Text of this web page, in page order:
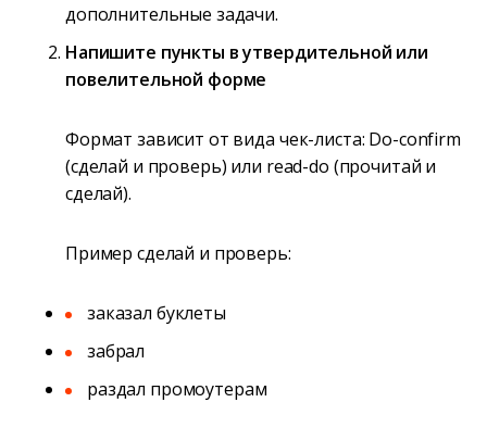
дополнительные задачи.
Напишите пункты в утвердительной или
повелительной форме
Формат зависит от вида чек-листа: Do-confirm
(сделай и проверь) или read-do (прочитай и
сделай).
Пример сделай и проверь:
заказал буклеты
забрал
раздал промоутерам